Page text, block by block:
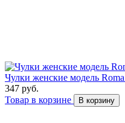
Чулки женские модель
347 руб.
Товар в корзине
В корзину